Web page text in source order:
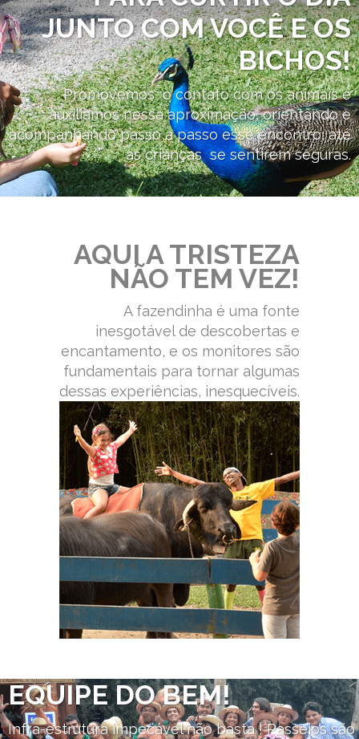
JUNTO COM VOCÊ E OS
BICHOS!
Promovemos o contato com os animais e
auxiliamos nessa aproximação, orientando e
acompanhando passo a passo esse encontro, até
as crianças se sentirem seguras.
AQUI A TRISTEZA
NÃO TEM VEZ!
A fazendinha é uma fonte
inesgotável de descobertas e
encantamento, e os monitores são
fundamentais para tornar algumas
dessas experiências, inesquecíveis.
EQUIPE DO BEM!
Infra-estrutura impecável não basta ! Passeios são